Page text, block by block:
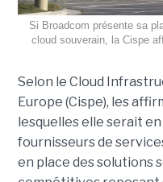
Si Broadcom présente sa
cloud souverain, la Cispe
Selon le Cloud
Europe (Cispe), les
lesquelles elle serait en
fournisseurs de
en place des solutions